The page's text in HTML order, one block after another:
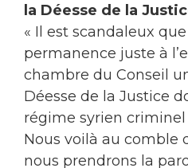
la Déesse de la
« Il est scandaleux
permanence juste à
chambre du Conseil
Déesse de la Justice
régime syrien criminel
Nous voilà au comble
nous prendrons la